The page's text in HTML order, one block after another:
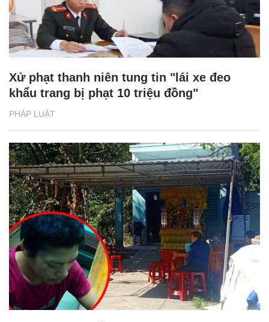
PHÁP LUẬT
Xử phạt thanh niên tung tin "lái xe đeo
khẩu trang bị phạt 10 triệu đồng"